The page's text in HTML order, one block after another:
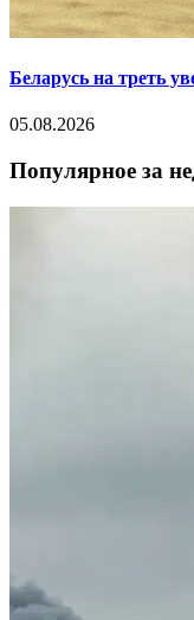
Беларусь на треть
05.08.2026
Популярное за